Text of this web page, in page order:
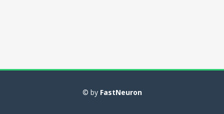
© by FastNeuron